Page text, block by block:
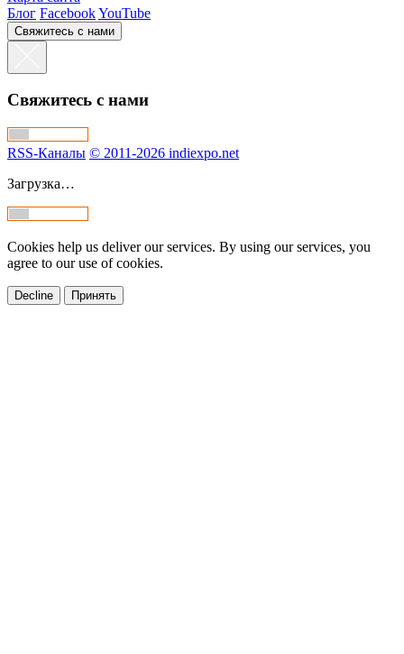
Блог FacebookYouTube
Свяжитесь с нами
Свяжитесь с нами
RSS-Каналы © 2011-2026 indiexpo.net
Загрузка…
Cookies help us deliver our services. By using our services, you
agree to our use of cookies.
Decline Принять